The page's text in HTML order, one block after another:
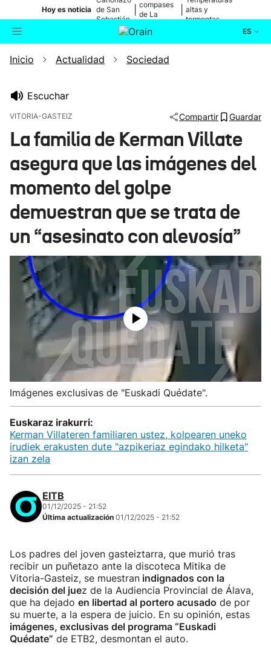
Hoy es noticia de San
Sebastián
compases
de La
altas y
tormentas
ES
Buscador Actualidad
Ikusmiran
Eguraldia
Inicio Actualidad Sociedad
Escuchar
VITORIA-GASTEIZ Compartir Guardar
La familia de Kerman Villate
asegura que las imágenes del
momento del golpe
demuestran que se trata de
un “asesinato con alevosía”
Imágenes exclusivas de "Euskadi Quédate".
Euskaraz irakurri:
Kerman Villateren familiaren ustez, kolpearen uneko
irudiek erakusten dute "azpikeriaz egindako hilketa"
izan zela
EITB
01/12/2025 - 21:52
Última actualización 01/12/2025 - 21:52
Los padres del joven gasteiztarra, que murió tras
recibir un puñetazo ante la discoteca Mitika de
Vitoria-Gasteiz, se muestran indignados con la
decisión del juez de la Audiencia Provincial de Álava,
que ha dejado en libertad al portero acusado de por
su muerte, a la espera de juicio. En su opinión, estas
imágenes, exclusivas del programa “Euskadi
Quédate” de ETB2, desmontan el auto.